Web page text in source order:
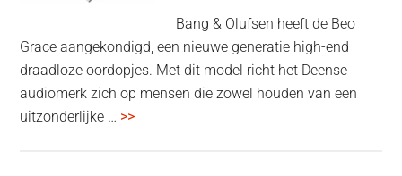
Bang & Olufsen heeft de Beo
Grace aangekondigd, een nieuwe generatie high-end
draadloze oordopjes. Met dit model richt het Deense
audiomerk zich op mensen die zowel houden van een
uitzonderlijke … >>overBang